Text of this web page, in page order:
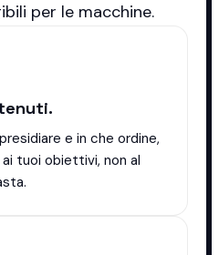
per le macchine.
e in che ordine,
tuoi obiettivi, non al